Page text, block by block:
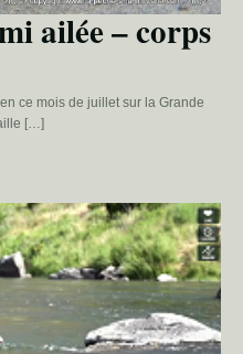
ailée – corps
ce mois de juillet sur la Grande
[…]